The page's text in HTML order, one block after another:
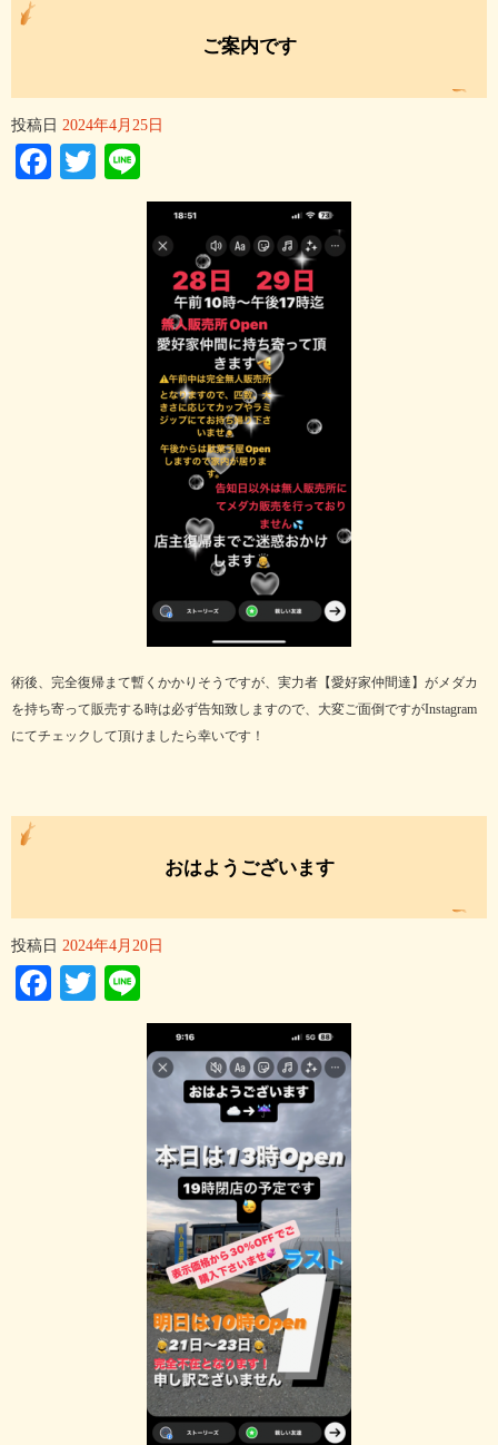
ご案内です
投稿日 2024年4月25日
Facebook
Twitter
術後、完全復帰まて暫くかかりそうですが、実力者【愛好家仲間達】がメダカ
を持ち寄って販売する時は必ず告知致しますので、大変ご面倒ですがInstagram
にてチェックして頂けましたら幸いです！
おはようございます
投稿日 2024年4月20日
Facebook
Twitter